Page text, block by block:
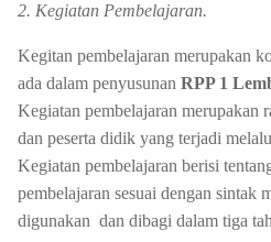
2. Kegiatan Pembelajaran.
Kegitan pembelajaran merupakan
ada dalam penyusunan RPP 1
Kegiatan pembelajaran merupakan
dan peserta didik yang terjadi
Kegiatan pembelajaran berisi
pembelajaran sesuai dengan sintak
digunakan dan dibagi dalam tiga